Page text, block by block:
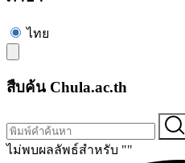
ไทย
สืบค้น Chula.ac.th
ไม่พบผลลัพธ์สำหรับ ""